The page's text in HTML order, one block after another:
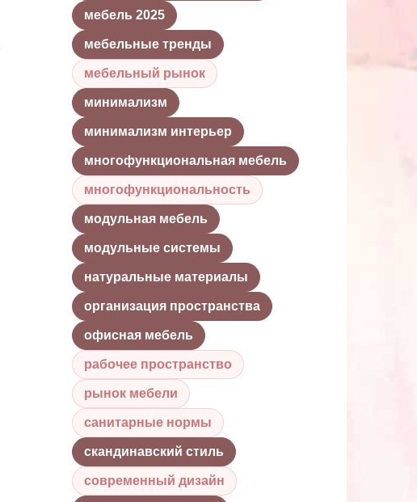
мебель 2025
мебельные тренды
мебельный рынок
минимализм
минимализм интерьер
многофункциональная мебель
многофункциональность
модульная мебель
модульные системы
натуральные материалы
организация пространства
офисная мебель
рабочее пространство
рынок мебели
санитарные нормы
скандинавский стиль
современный дизайн